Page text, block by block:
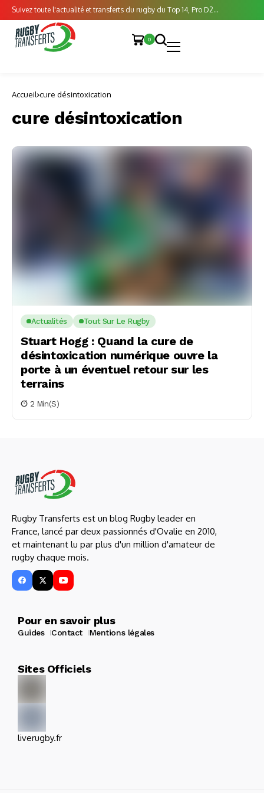
Suivez toute l'actualité et transferts du rugby du Top 14, Pro D2...
0
Accueil cure désintoxication
cure désintoxication
Actualités Tout Sur Le Rugby
Stuart Hogg : Quand la cure de
désintoxication numérique ouvre la
porte à un éventuel retour sur les
terrains
2 Min(s)
Rugby Transferts est un blog Rugby leader en
France, lancé par deux passionnés d'Ovalie en 2010,
et maintenant lu par plus d'un million d'amateur de
rugby chaque mois.
Pour en savoir plus
Guides Contact Mentions légales
Sites Officiels
liverugby.fr